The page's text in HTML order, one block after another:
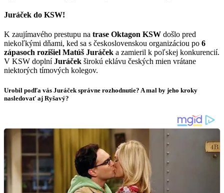
Juráček do KSW!
K zaujímavého prestupu na trase Oktagon KSW došlo pred
niekoľkými dňami, ked sa s československou organizáciou po 6
zápasoch rozišiel Matúš Juráček a zamieril k poľskej konkurencií.
V KSW doplníJuráček širokú eklávu českých mien vrátane
niektorých tímových kolegov.
Urobil podľa vás Juráček správne rozhodnutie? A mal by jeho kroky
nasledovať aj Ryšavý?